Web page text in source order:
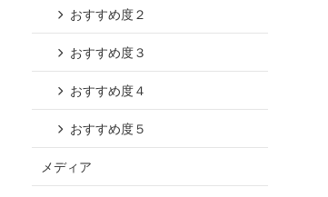
おすすめ度２
おすすめ度３
おすすめ度４
おすすめ度５
メディア